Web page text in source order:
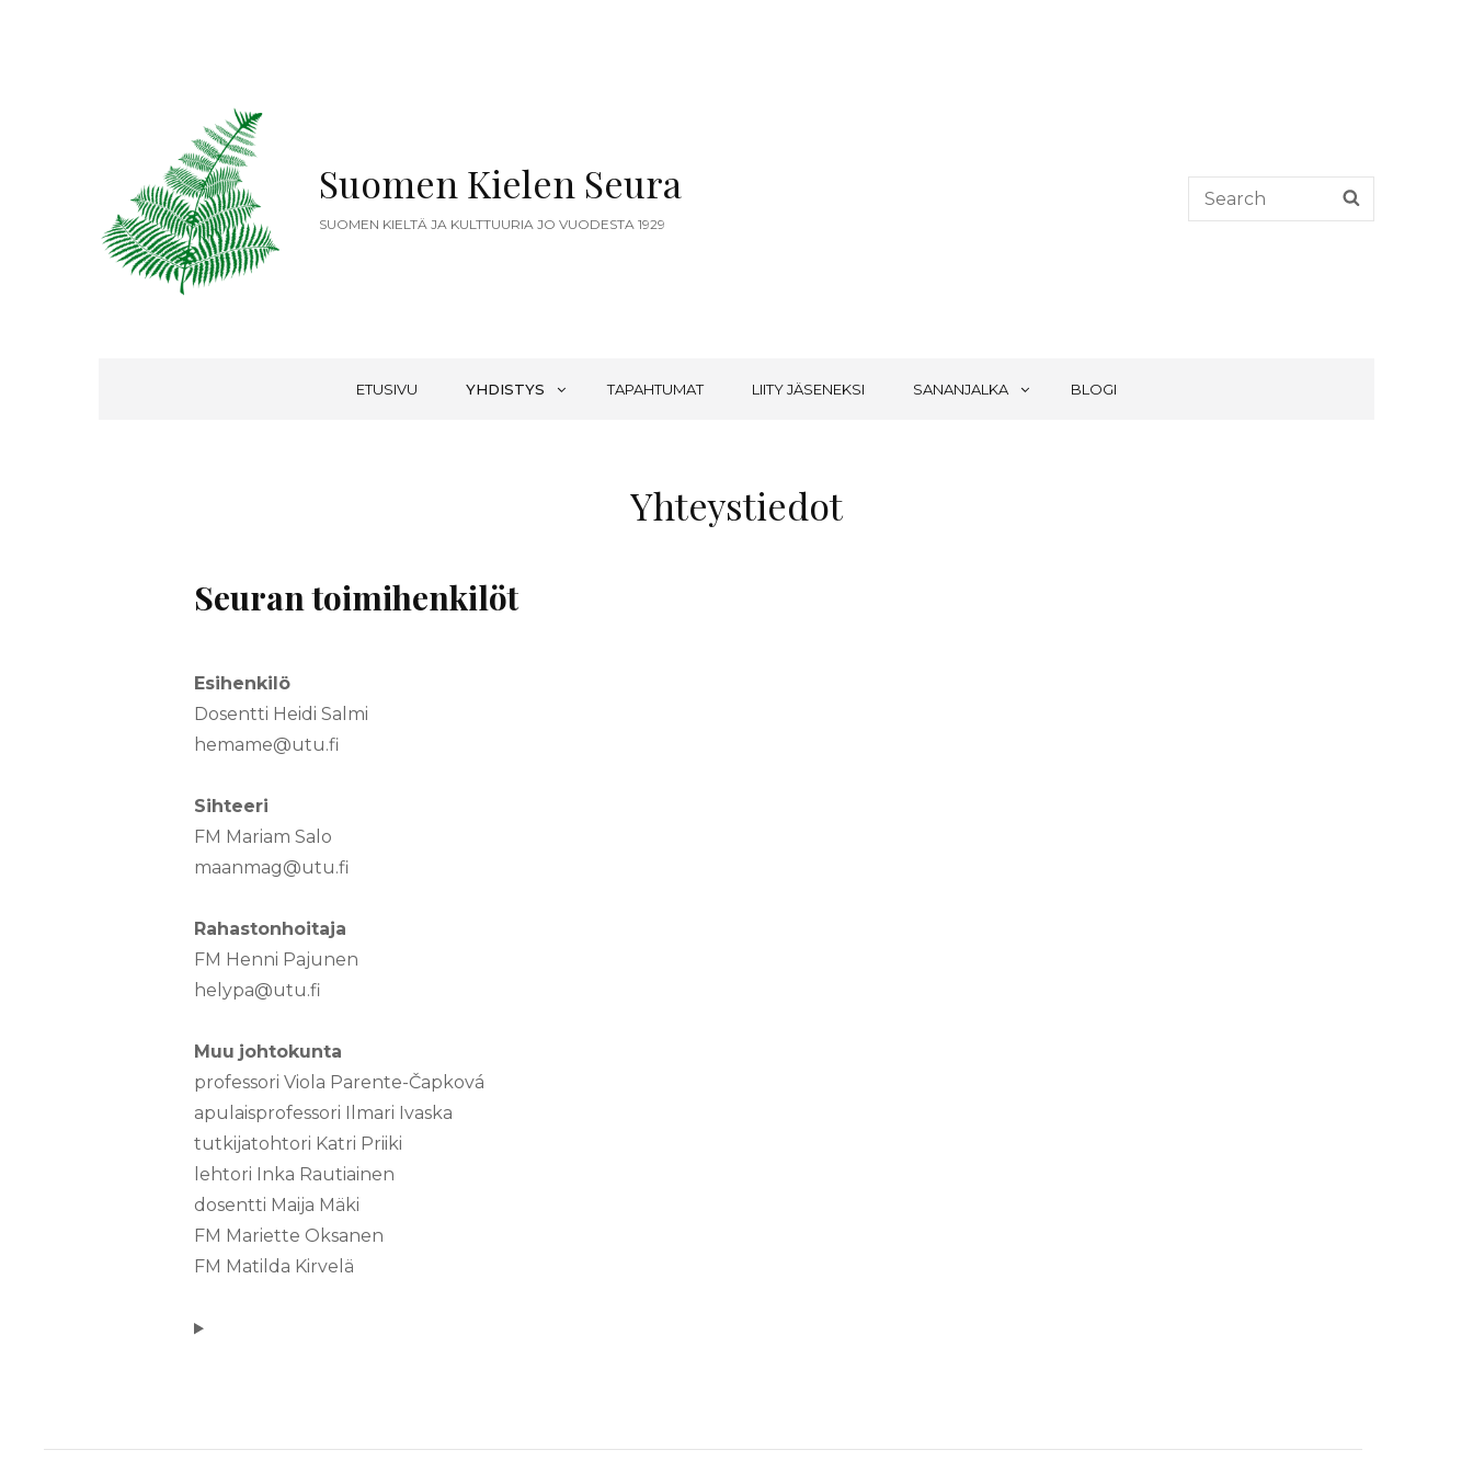
Suomen Kielen Seura
SUOMEN KIELTÄ JA KULTTUURIA JO VUODESTA 1929
Search
for:
ETUSIVU YHDISTYS TAPAHTUMAT LIITY JÄSENEKSI SANANJALKA BLOGI
Yhteystiedot
Seuran toimihenkilöt
Esihenkilö
Dosentti Heidi Salmi
hemame@utu.fi
Sihteeri
FM Mariam Salo
maanmag@utu.fi
Rahastonhoitaja
FM Henni Pajunen
helypa@utu.fi
Muu johtokunta
professori Viola Parente-Čapková
apulaisprofessori Ilmari Ivaska
tutkijatohtori Katri Priiki
lehtori Inka Rautiainen
dosentti Maija Mäki
FM Mariette Oksanen
FM Matilda Kirvelä